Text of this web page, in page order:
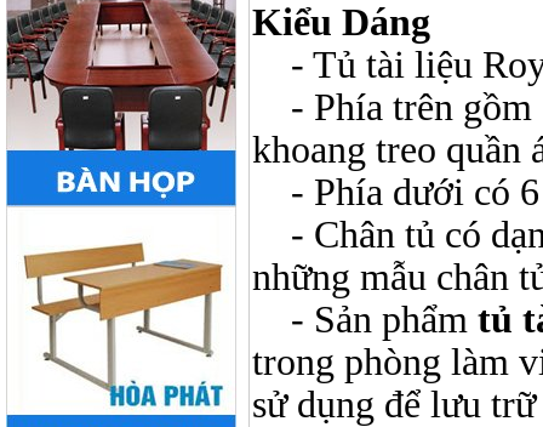
Kiểu Dáng
- Tủ tài liệu
- Phía trên gồm
khoang treo quần
- Phía dưới có 6
- Chân tủ có
những mẫu chân
- Sản phẩm tủ
trong phòng làm
sử dụng để lưu